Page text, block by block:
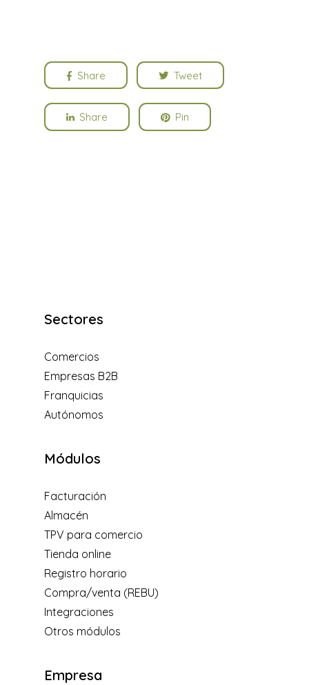
Share Tweet
Share Pin
Sectores
Comercios
Empresas B2B
Franquicias
Autónomos
Módulos
Facturación
Almacén
TPV para comercio
Tienda online
Registro horario
Compra/venta (REBU)
Integraciones
Otros módulos
Empresa